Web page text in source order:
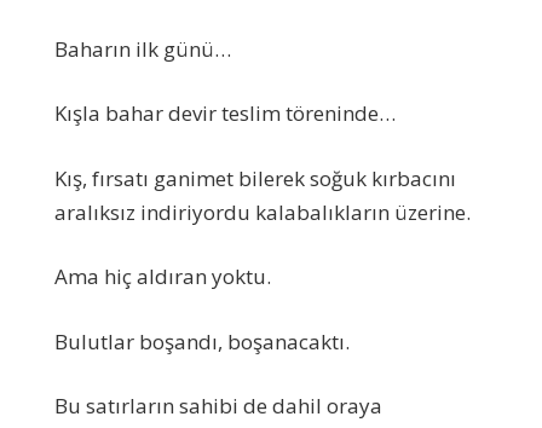
Baharın ilk günü…
Kışla bahar devir teslim töreninde…
Kış, fırsatı ganimet bilerek soğuk kırbacını
aralıksız indiriyordu kalabalıkların üzerine.
Ama hiç aldıran yoktu.
Bulutlar boşandı, boşanacaktı.
Bu satırların sahibi de dahil oraya